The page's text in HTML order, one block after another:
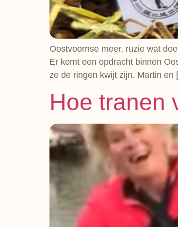
Oostvoornse meer, ruzie wat
Er komt een opdracht binnen
ze de ringen kwijt zijn. Martin
Hoe tranen